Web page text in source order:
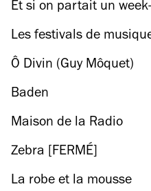
Et si on partait un
Les festivals de
Ô Divin (Guy Môquet)
Baden
Maison de la Radio
Zebra [FERMÉ]
La robe et la mousse